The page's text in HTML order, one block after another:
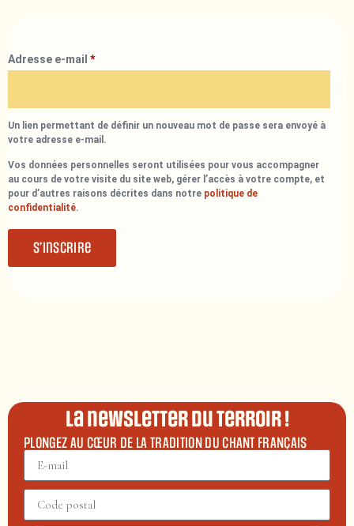
Adresse e-mail *
Un lien permettant de définir un nouveau mot de passe sera envoyé à
votre adresse e-mail.
Vos données personnelles seront utilisées pour vous accompagner
au cours de votre visite du site web, gérer l’accès à votre compte, et
pour d’autres raisons décrites dans notre politique de
confidentialité.
S’inscrire
La newsletter du terroir !
PLONGEZ AU CŒUR DE LA TRADITION DU CHANT FRANÇAIS